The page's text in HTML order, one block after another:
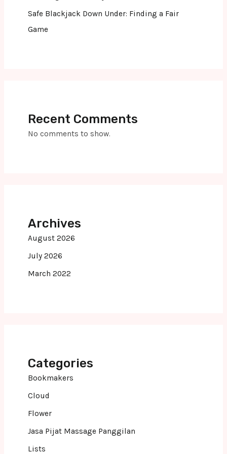
Safe Blackjack Down Under: Finding a Fair
Game
Recent Comments
No comments to show.
Archives
August 2026
July 2026
March 2022
Categories
Bookmakers
Cloud
Flower
Jasa Pijat Massage Panggilan
Lists